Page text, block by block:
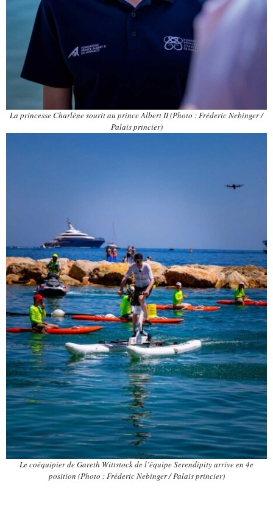
La princesse Charlène sourit au prince Albert II (Photo : Fréderic Nebinger /
Palais princier)
Le coéquipier de Gareth Wittstock de l’équipe Serendipity arrive en 4e
position (Photo : Fréderic Nebinger / Palais princier)